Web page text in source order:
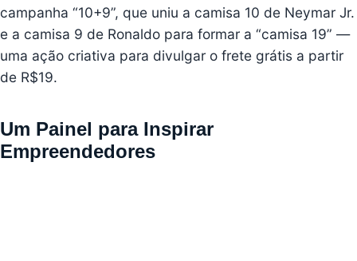
campanha “10+9”, que uniu a camisa 10 de Neymar Jr.
e a camisa 9 de Ronaldo para formar a “camisa 19” —
uma ação criativa para divulgar o frete grátis a partir
de R$19.
Um Painel para Inspirar
Empreendedores